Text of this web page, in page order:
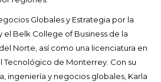
Globales y Estrategia por la
el Belk College of Business de la
Norte, así como una licenciatura en
Tecnológico de Monterrey. Con su
ingeniería y negocios globales, Karla